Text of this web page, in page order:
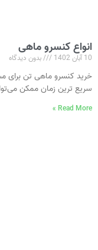
انواع کنسرو ماهی
10 آبان 1402 بدون دیدگاه
خرید کنسرو ماهی تن برای
سریع‌ ترین زمان ممکن
Read More »